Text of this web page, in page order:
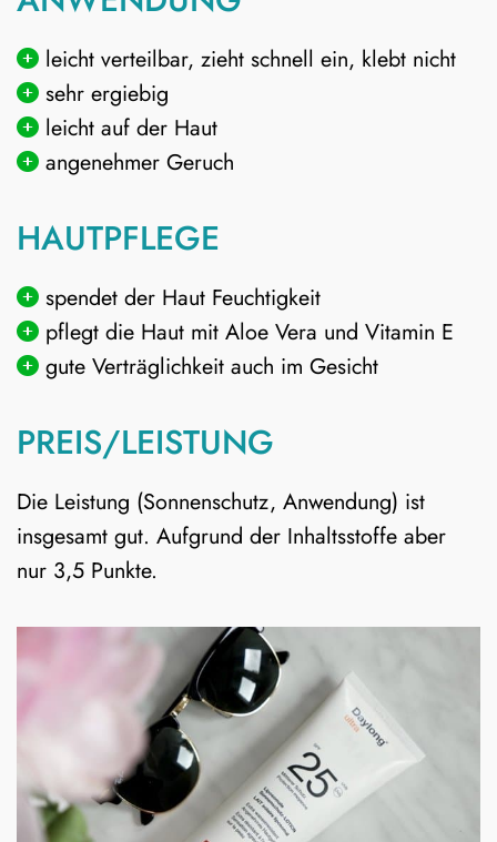
leicht verteilbar, zieht schnell ein, klebt nicht
sehr ergiebig
leicht auf der Haut
angenehmer Geruch
HAUTPFLEGE
spendet der Haut Feuchtigkeit
pflegt die Haut mit Aloe Vera und Vitamin E
gute Verträglichkeit auch im Gesicht
PREIS/LEISTUNG
Die Leistung (Sonnenschutz, Anwendung) ist
insgesamt gut. Aufgrund der Inhaltsstoffe aber
nur 3,5 Punkte.